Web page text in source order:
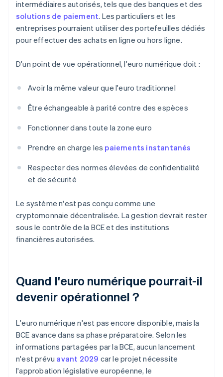
intermédiaires autorisés, tels que des banques et des
solutions de paiement. Les particuliers et les
entreprises pourraient utiliser des portefeuilles dédiés
pour effectuer des achats en ligne ou hors ligne.
D'un point de vue opérationnel, l'euro numérique doit :
Avoir la même valeur que l'euro traditionnel
Être échangeable à parité contre des espèces
Fonctionner dans toute la zone euro
Prendre en charge les paiements instantanés
Respecter des normes élevées de confidentialité
et de sécurité
Le système n'est pas conçu comme une
cryptomonnaie décentralisée. La gestion devrait rester
sous le contrôle de la BCE et des institutions
financières autorisées.
Quand l'euro numérique pourrait-il
devenir opérationnel ?
L'euro numérique n'est pas encore disponible, mais la
BCE avance dans sa phase préparatoire. Selon les
informations partagées par la BCE, aucun lancement
n'est prévu avant 2029 car le projet nécessite
l'approbation législative européenne, le